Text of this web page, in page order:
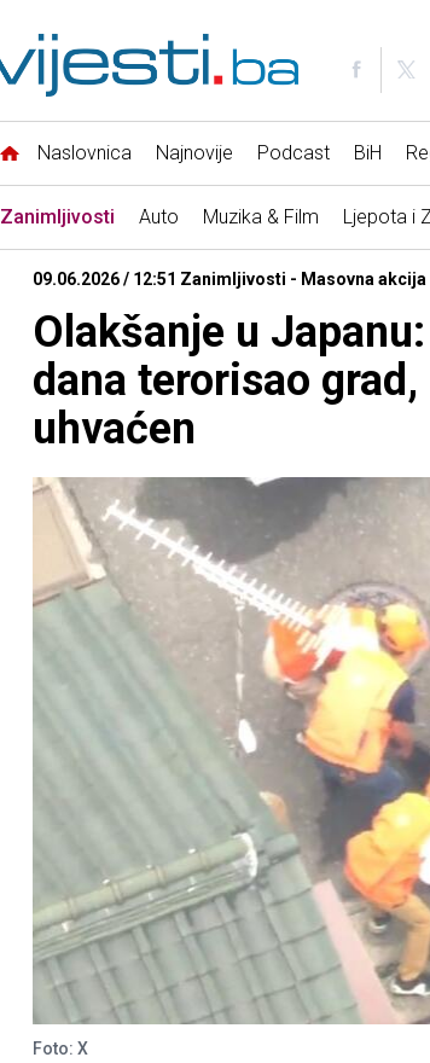
Naslovnica Najnovije Podcast BiH
Zanimljivosti Auto Muzika & Film Ljepota i
09.06.2026 / 12:51 Zanimljivosti - Masovna akcija
Olakšanje u
dana terorisao
uhvaćen
Foto: X